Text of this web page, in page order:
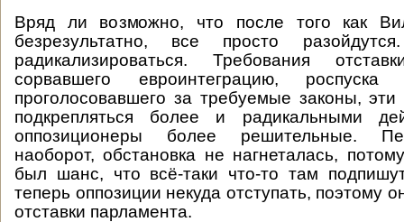
Вряд ли возможно, что после того как
безрезультатно, все просто
радикализироваться. Требования
сорвавшего евроинтеграцию,
проголосовавшего за требуемые законы, эти
подкрепляться более и радикальными
оппозиционеры более решительные.
наоборот, обстановка не нагнеталась,
был шанс, что всё-таки что-то там
теперь оппозиции некуда отступать, поэтому
отставки парламента.